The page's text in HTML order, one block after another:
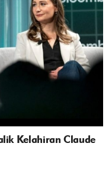
Kelahiran Claude